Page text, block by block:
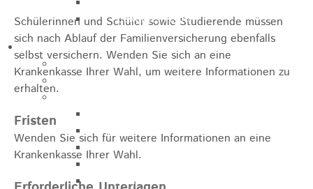
Zukunfts Team
Freizeit / Tourismus
Gastgeber
Veranstaltungen
Miedermuseum
Heimatmuseum
Haus Anna Vetter
Schülerinnen und Schüler sowie Studierende müssen
sich nach Ablauf der Familienversicherung ebenfalls
selbst versichern. Wenden Sie sich an eine
Krankenkasse Ihrer Wahl, um weitere Informationen zu
erhalten.
Fristen
Wenden Sie sich für weitere Informationen an eine
Krankenkasse Ihrer Wahl.